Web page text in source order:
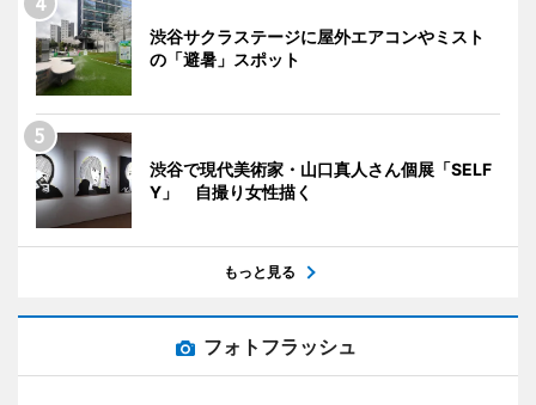
渋谷サクラステージに屋外エアコンやミスト
の「避暑」スポット
渋谷で現代美術家・山口真人さん個展「SELF
Y」 自撮り女性描く
もっと見る
フォトフラッシュ